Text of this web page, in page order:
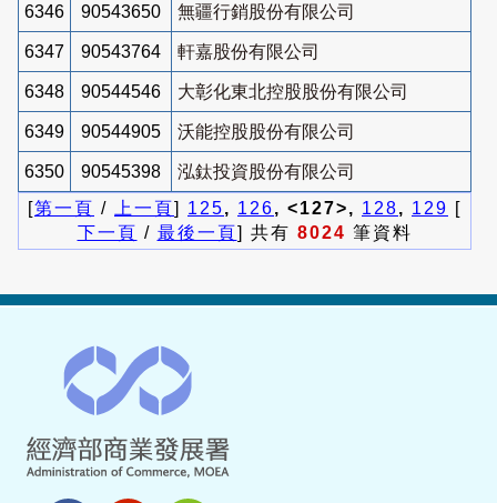
6346 90543650 無疆行銷股份有限公司
6347 90543764 軒嘉股份有限公司
6348 90544546 大彰化東北控股股份有限公司
6349 90544905 沃能控股股份有限公司
6350 90545398
泓鈦投資股份有限公司
[第一頁 / 上一頁] 125, 126, <127>, 128, 129 [
下一頁 / 最後一頁] 共有 8024 筆資料